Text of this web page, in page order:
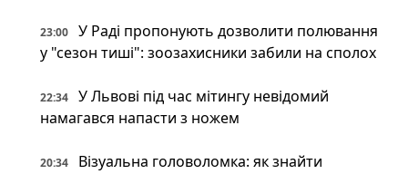
23:00
У Раді пропонують дозволити полювання
у "сезон тиші": зоозахисники забили на сполох
22:34
У Львові під час мітингу невідомий
намагався напасти з ножем
20:34
Візуальна головоломка: як знайти